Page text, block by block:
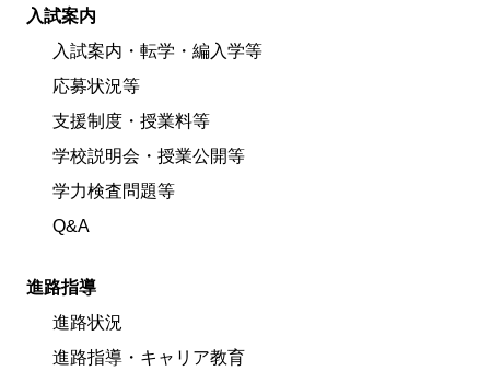
入試案内
入試案内・転学・編入学等
応募状況等
支援制度・授業料等
学校説明会・授業公開等
学力検査問題等
Q&A
進路指導
進路状況
進路指導・キャリア教育